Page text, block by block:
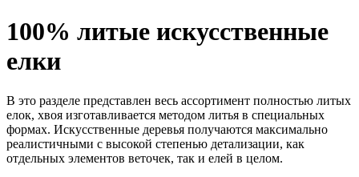
100% литые искусственные
елки
В это разделе представлен весь ассортимент полностью литых
елок, хвоя изготавливается методом литья в специальных
формах. Искусственные деревья получаются максимально
реалистичными с высокой степенью детализации, как
отдельных элементов веточек, так и елей в целом.